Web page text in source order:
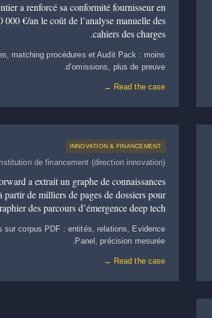
a renforcé sa conformité fournisseur en
000 €/an le coût de l’analyse manuelle des
cahiers des charges.
matching procédures et Audit Pack : moins
d’omissions, plus de preuve.
Read the case →
INNOVATION & FINANCEMENT
Institution de financement (direction innovation)
a extrait un graphe de connaissances
de milliers de pages de dossiers pour
des parcours d’émergence deep tech.
sur corpus PDF : entités, relations, Evidence
Panel, précision mesurée.
Read the case →